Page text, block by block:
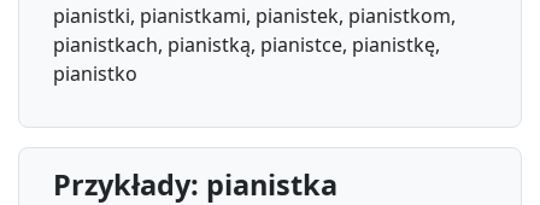
pianistki, pianistkami, pianistek, pianistkom,
pianistkach, pianistką, pianistce, pianistkę,
pianistko
Przykłady: pianistka